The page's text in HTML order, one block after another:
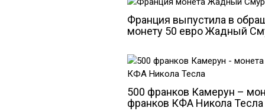
Франция выпустила в
монету 50 евро Жадный
500 франков Камерун –
франков КФА Никола Тесла